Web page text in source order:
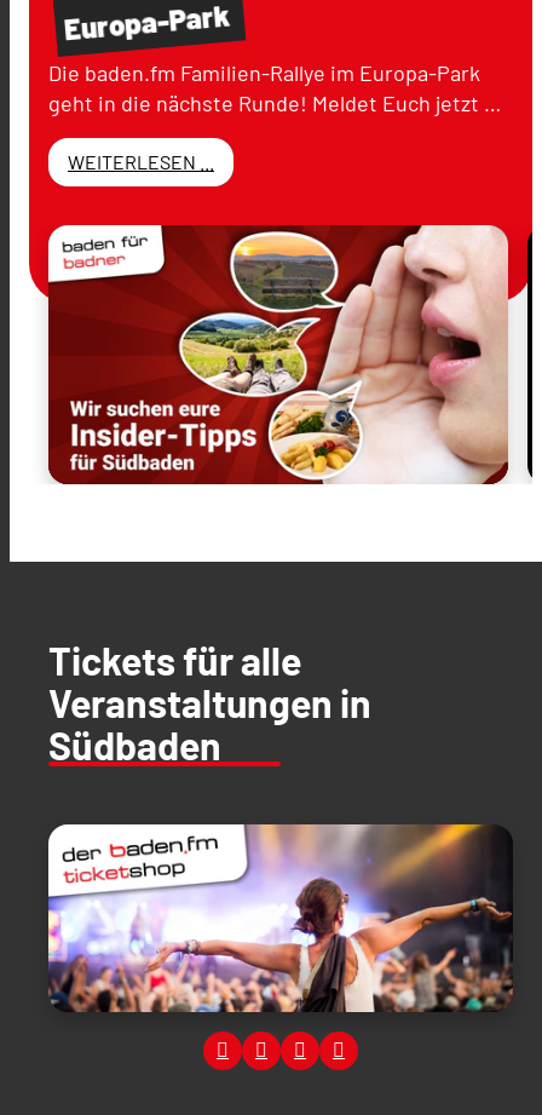
Europa-Park
Die baden.fm Familien-Rallye im Europa-Park
geht in die nächste Runde! Meldet Euch jetzt …
WEITERLESEN ...
Tickets für alle
Veranstaltungen in
Südbaden